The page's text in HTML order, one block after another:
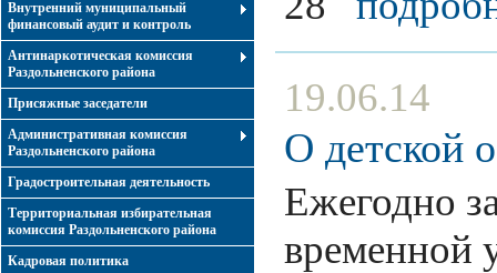
Внутренний муниципальный
финансовый аудит и контроль
Антинаркотическая комиссия
Раздольненского района
Присяжные заседатели
Административная комиссия
Раздольненского района
Градостроительная деятельность
Территориальная избирательная
комиссия Раздольненского района
Кадровая политика
19.06.14
О детской
Ежегодно
временной